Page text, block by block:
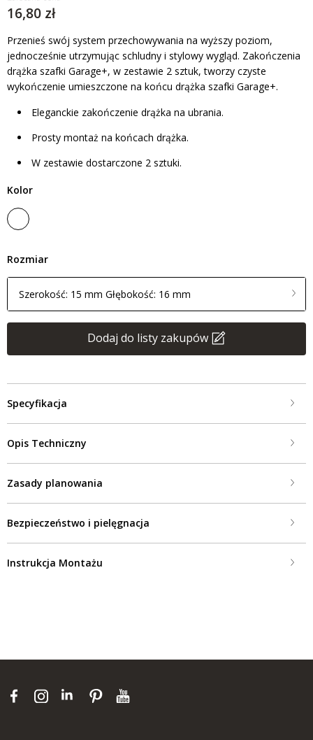
16,80 zł
Przenieś swój system przechowywania na wyższy poziom,
jednocześnie utrzymując schludny i stylowy wygląd. Zakończenia
drążka szafki Garage+, w zestawie 2 sztuk, tworzy czyste
wykończenie umieszczone na końcu drążka szafki Garage+.
Eleganckie zakończenie drążka na ubrania.
Prosty montaż na końcach drążka.
W zestawie dostarczone 2 sztuki.
Kolor
Rozmiar
Szerokość: 15 mm Głębokość: 16 mm
Dodaj do listy zakupów
Specyfikacja
Opis Techniczny
Zasady planowania
Bezpieczeństwo i pielęgnacja
Instrukcja Montażu